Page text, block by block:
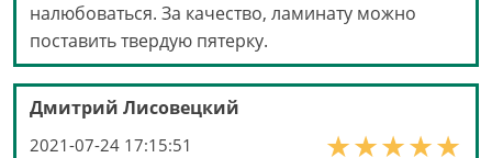
налюбоваться. За качество, ламинату можно
поставить твердую пятерку.
Дмитрий Лисовецкий
2021-07-24 17:15:51